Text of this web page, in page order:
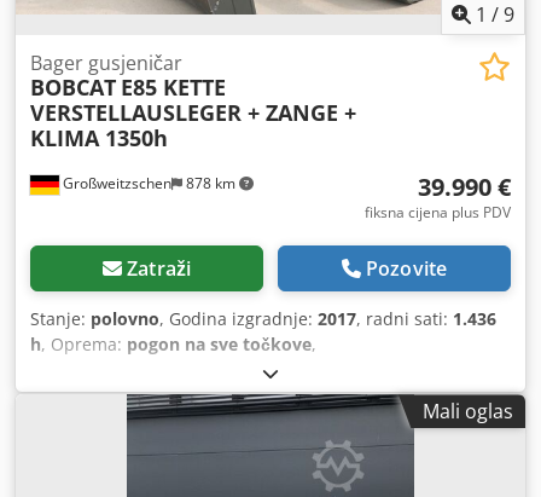
1 /9
Großweitzschen 878 km
Bager gusjeničar
BOBCAT E85 KETTE
VERSTELLAUSLEGER + ZANGE +
KLIMA 1350h
39.990 €
fiksna cijena plus PDV
Zatraži Pozovite
Stanje: polovno, Godina izgradnje: 2017, radni sati: 1.436
h, Oprema: pogon na sve točkove,
Mali oglas